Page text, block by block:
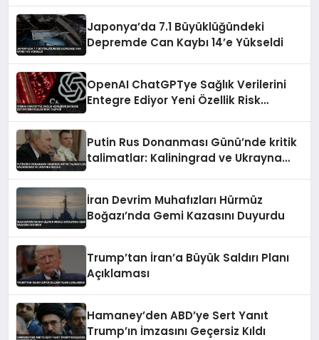
Japonya’da 7.1 Büyüklüğündeki
Depremde Can Kaybı 14’e Yükseldi
OpenAI ChatGPTye Sağlık Verilerini
Entegre Ediyor Yeni Özellik Risk
Putin Rus Donanması Günü’nde kritik
talimatlar: Kaliningrad ve Ukrayna
İran Devrim Muhafızları Hürmüz
Boğazı’nda Gemi Kazasını Duyurdu
Trump’tan İran’a Büyük Saldırı Planı
Açıklaması
Hamaney’den ABD’ye Sert Yanıt
Trump’ın İmzasını Geçersiz Kıldı